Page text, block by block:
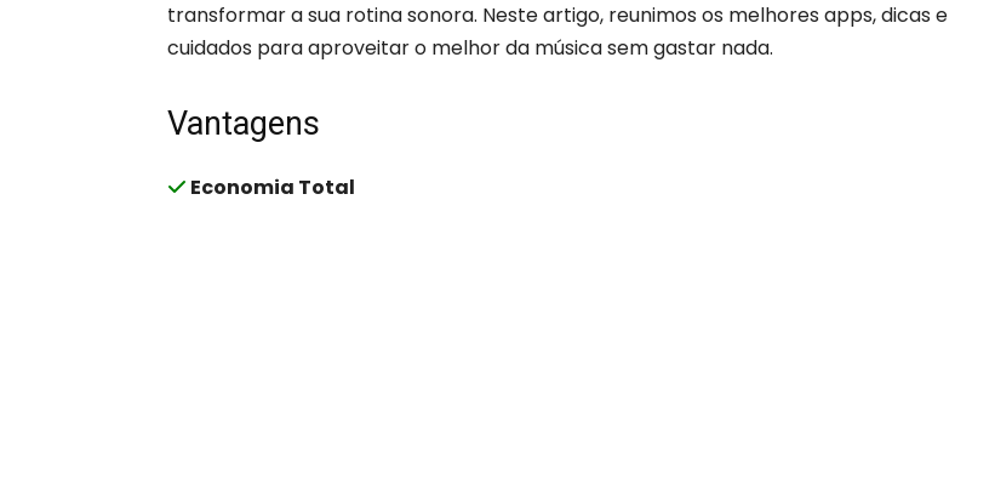
transformar a sua rotina sonora. Neste artigo, reunimos os melhores apps, dicas e
cuidados para aproveitar o melhor da música sem gastar nada.
Vantagens
Economia Total